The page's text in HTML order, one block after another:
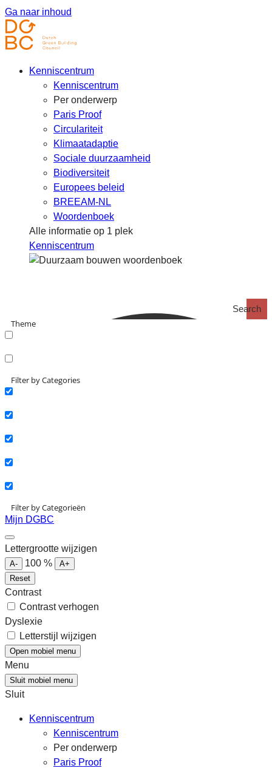
Ga naar inhoud
Kenniscentrum
Kenniscentrum
Per onderwerp
Paris Proof
Circulariteit
Klimaatadaptie
Sociale duurzaamheid
Biodiversiteit
Europees beleid
BREEAM-NL
Woordenboek
Alle informatie op 1 plek
Kenniscentrum
Search
Theme
Filter by Categories
Filter by Categorieën
Mijn DGBC
Lettergrootte wijzigen
A- 100 %
A+
Reset
Contrast
Contrast verhogen
Dyslexie
Letterstijl wijzigen
Open mobiel menu
Menu
Sluit mobiel menu
Sluit
Kenniscentrum
Kenniscentrum
Per onderwerp
Paris Proof